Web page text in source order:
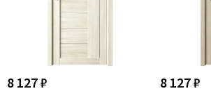
8 127 ₽ 8 127 ₽